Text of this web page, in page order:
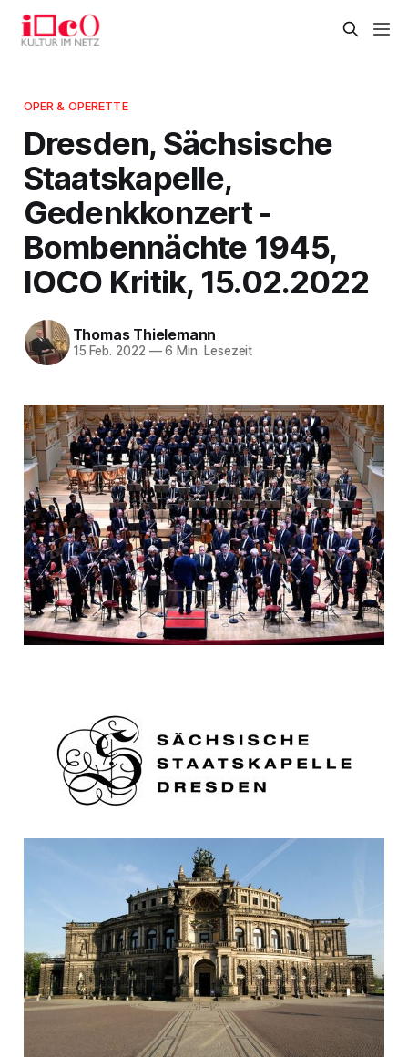
OPER & OPERETTE
Dresden, Sächsische
Staatskapelle,
Gedenkkonzert -
Bombennächte 1945,
IOCO Kritik, 15.02.2022
Thomas Thielemann
15 Feb. 2022 —6 Min. Lesezeit